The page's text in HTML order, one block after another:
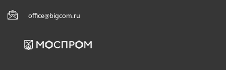
office@bigcom.ru